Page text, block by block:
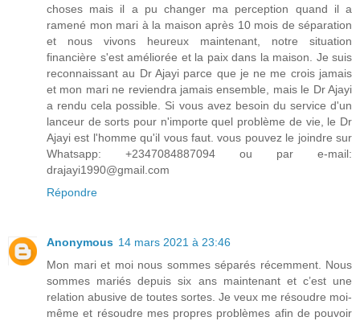
choses mais il a pu changer ma perception quand il a
ramené mon mari à la maison après 10 mois de séparation
et nous vivons heureux maintenant, notre situation
financière s'est améliorée et la paix dans la maison. Je suis
reconnaissant au Dr Ajayi parce que je ne me crois jamais
et mon mari ne reviendra jamais ensemble, mais le Dr Ajayi
a rendu cela possible. Si vous avez besoin du service d'un
lanceur de sorts pour n'importe quel problème de vie, le Dr
Ajayi est l'homme qu'il vous faut. vous pouvez le joindre sur
Whatsapp: +2347084887094 ou par e-mail:
drajayi1990@gmail.com
Répondre
Anonymous 14 mars 2021 à 23:46
Mon mari et moi nous sommes séparés récemment. Nous
sommes mariés depuis six ans maintenant et c’est une
relation abusive de toutes sortes. Je veux me résoudre moi-
même et résoudre mes propres problèmes afin de pouvoir